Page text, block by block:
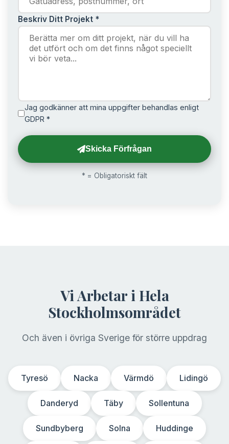
Beskriv Ditt Projekt *
Jag godkänner att mina uppgifter behandlas enligt
GDPR *
Skicka Förfrågan
* = Obligatoriskt fält
Vi Arbetar i Hela
Stockholmsområdet
Och även i övriga Sverige för större uppdrag
Tyresö Nacka Värmdö Lidingö
Danderyd Täby Sollentuna
Sundbyberg Solna Huddinge